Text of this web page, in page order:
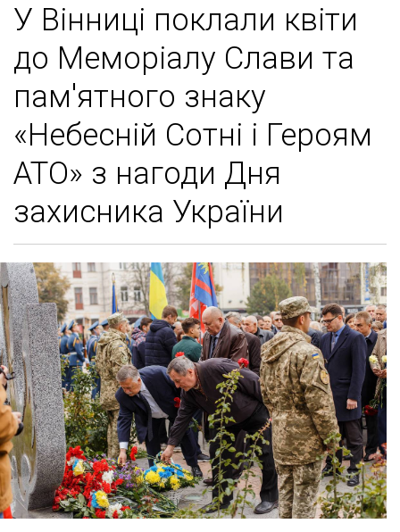
У Вінниці поклали квіти
до Меморіалу Слави та
пам'ятного знаку
«Небесній Сотні і Героям
АТО» з нагоди Дня
захисника України